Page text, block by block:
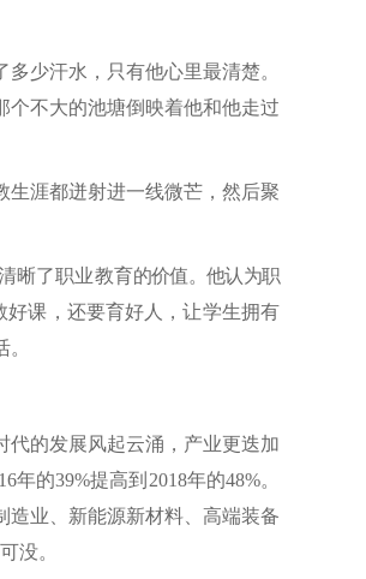
少汗水，只有他心里最清楚。
个不大的池塘倒映着他和他走过
生涯都迸射进一线微芒，然后聚
晰了职业教育的价值。他认为职
好课，还要育好人，让学生拥有
代的发展风起云涌，产业更迭加
年的39%提高到2018年的48%。
造业、新能源新材料、高端装备
没。